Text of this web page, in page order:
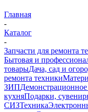
Главная
-
Каталог
-
Запчасти для ремонта
Бытовая и
товарыДача, сад и
ремонта техники
ЗИП
кухняПодарки,
СИЗТехника